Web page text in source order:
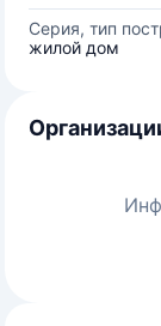
Серия, тип
жилой дом